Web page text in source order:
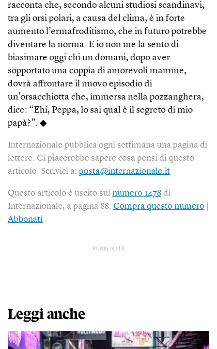
racconta che, secondo alcuni studiosi scandinavi,
tra gli orsi polari, a causa del clima, è in forte
aumento l’ermafroditismo, che in futuro potrebbe
diventare la norma. E io non me la sento di
biasimare oggi chi un domani, dopo aver
sopportato una coppia di amorevoli mamme,
dovrà affrontare il nuovo episodio di
un’orsacchiotta che, immersa nella pozzanghera,
dice: “Ehi, Peppa, lo sai qual è il segreto di mio
papà?”. ◆
Internazionale pubblica ogni settimana una pagina di
lettere. Ci piacerebbe sapere cosa pensi di questo
articolo. Scrivici a: posta@internazionale.it
Questo articolo è uscito sul numero 1478 di
Internazionale, a pagina 88. Compra questo numero
Abbonati
PUBBLICITÀ
Leggi anche